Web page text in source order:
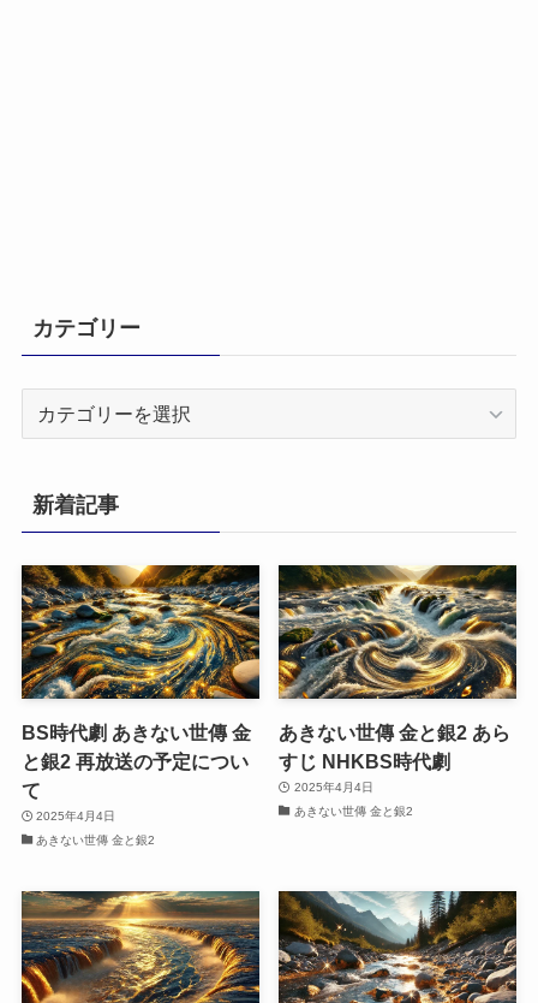
カテゴリー
リ
ー
新着記事
BS時代劇 あきない世傳 金
と銀2 再放送の予定につい
て
2025年4月4日
あきない世傳 金と銀2
あきない世傳 金と銀2 あら
すじ NHKBS時代劇
2025年4月4日
あきない世傳 金と銀2